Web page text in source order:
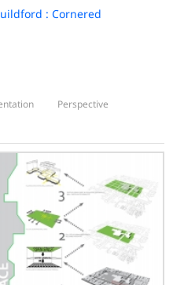
: Cornered
Perspective